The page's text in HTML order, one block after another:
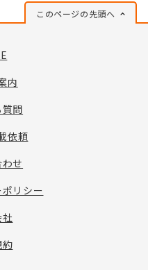
このページの先頭へ
内
問
依頼
せ
リシー
社
約